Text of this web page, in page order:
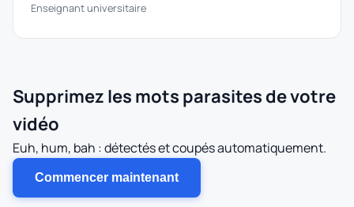
Enseignant universitaire
Supprimez les mots parasites de votre
vidéo
Euh, hum, bah : détectés et coupés automatiquement.
Commencer maintenant